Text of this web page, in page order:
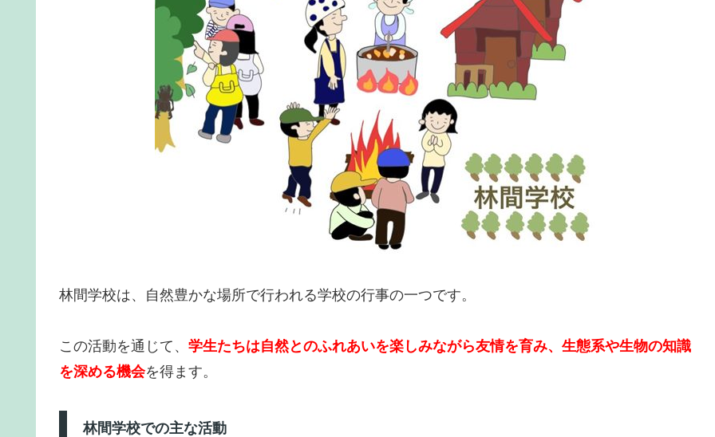
林間学校は、自然豊かな場所で行われる学校の行事の一つです。
この活動を通じて、 学生たちは自然とのふれあいを楽しみながら友情を育み、生態系や生物の知識
を深める機会を得ます。
林間学校での主な活動